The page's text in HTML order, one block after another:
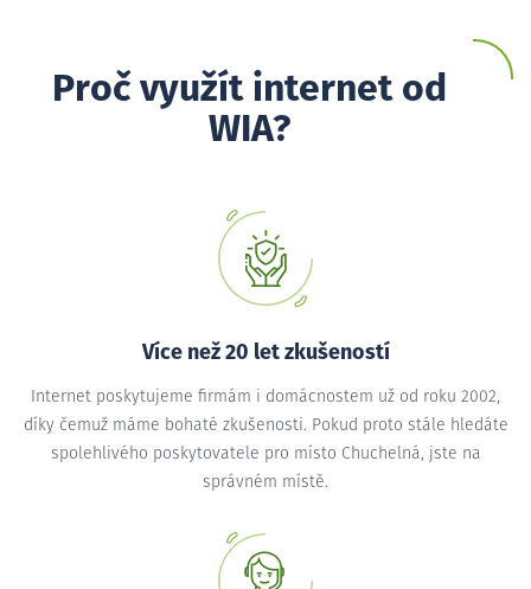
Proč využít internet od
WIA?
Více než 20 let zkušeností
Internet poskytujeme firmám i domácnostem už od roku 2002,
díky čemuž máme bohaté zkušenosti. Pokud proto stále hledáte
spolehlivého poskytovatele pro místo Chuchelná, jste na
správném místě.